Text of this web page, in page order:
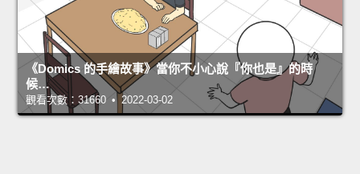
《Domics 的手繪故事》當你不小心說『你也是』的時
候…
觀看次數：31660 • 2022-03-02